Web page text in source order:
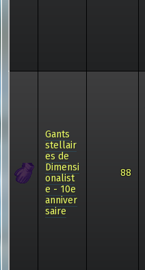
Gants
stellair
es de
Dimensi
onalist
e - 10e
anniver
saire
88